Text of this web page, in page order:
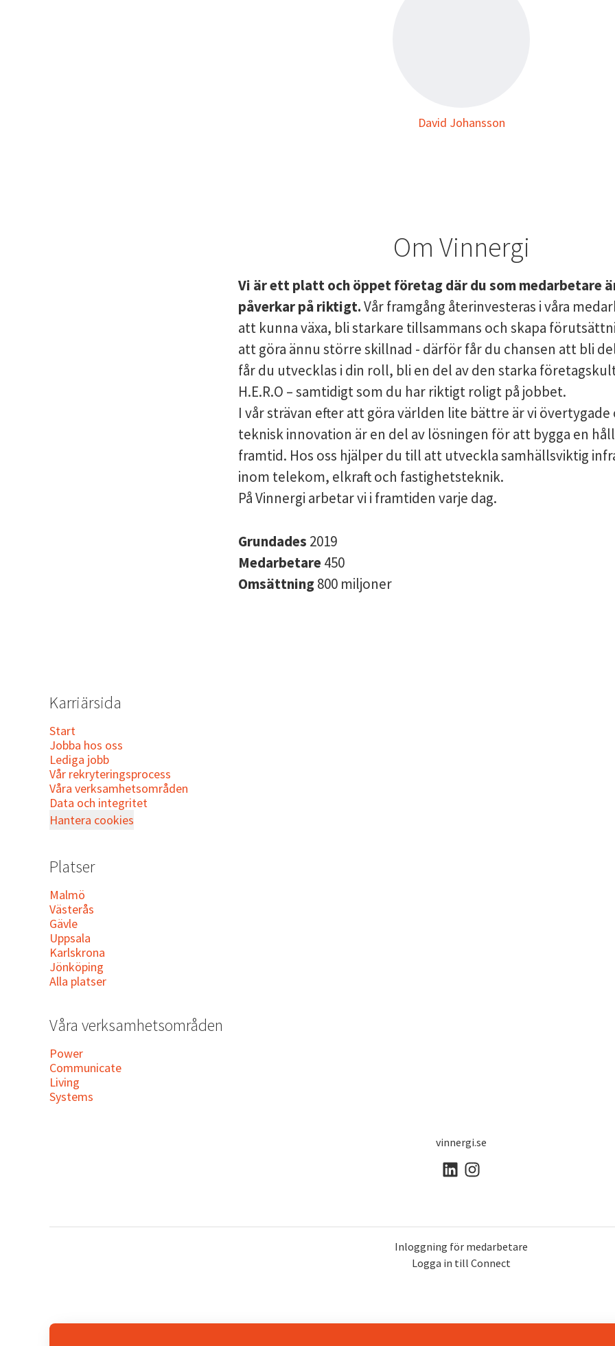
David Johansson
Om Vinnergi
Vi är ett platt och öppet företag där du som medarbetare
påverkar på riktigt.Vår framgång återinvesteras i våra
att kunna växa, bli starkare tillsammans och skapa
att göra ännu större skillnad - därför får du chansen att bli
får du utvecklas i din roll, bli en del av den starka
H.E.R.O – samtidigt som du har riktigt roligt på jobbet.
I vår strävan efter att göra världen lite bättre är vi
teknisk innovation är en del av lösningen för att bygga en
framtid. Hos oss hjälper du till att utveckla samhällsviktig
inom telekom, elkraft och fastighetsteknik.
På Vinnergi arbetar vi i framtiden varje dag.
Grundades 2019
Medarbetare450
Omsättning800 miljoner
Karriärsida
Start
Jobba hos oss
Lediga jobb
Vår rekryteringsprocess
Våra verksamhetsområden
Data och integritet
Hantera cookies
Platser
Malmö
Västerås
Gävle
Uppsala
Karlskrona
Jönköping
Alla platser
Våra verksamhetsområden
Power
Communicate
Living
Systems
vinnergi.se
Inloggning för medarbetare
Logga in till Connect